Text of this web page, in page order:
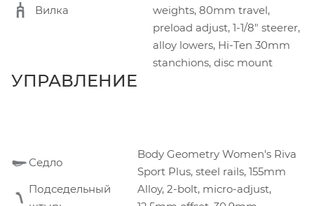
Вилка
weights, 80mm travel,
preload adjust, 1-1/8" steerer,
alloy lowers, Hi-Ten 30mm
stanchions, disc mount
УПРАВЛЕНИЕ
Седло
Body Geometry Women's Riva
Sport Plus, steel rails, 155mm
Подседельный
Alloy, 2-bolt, micro-adjust,